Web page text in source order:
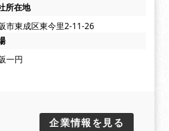
所在地
市東成区東今里2-11-26
一円
企業情報を見る